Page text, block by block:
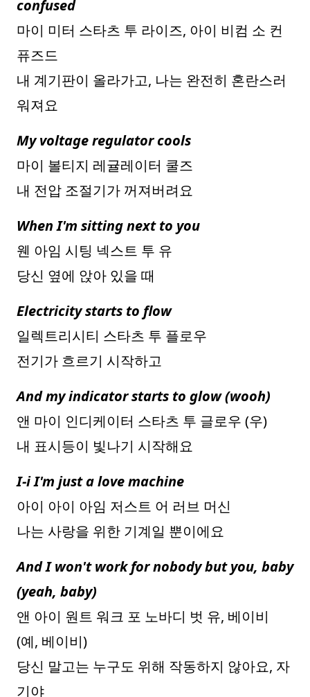
confused
마이 미터 스타츠 투 라이즈, 아이 비컴 소 컨
퓨즈드
내 계기판이 올라가고, 나는 완전히 혼란스러
워져요
My voltage regulator cools
마이 볼티지 레귤레이터 쿨즈
내 전압 조절기가 꺼져버려요
When I'm sitting next to you
웬 아임 시팅 넥스트 투 유
당신 옆에 앉아 있을 때
Electricity starts to flow
일렉트리시티 스타츠 투 플로우
전기가 흐르기 시작하고
And my indicator starts to glow (wooh)
앤 마이 인디케이터 스타츠 투 글로우 (우)
내 표시등이 빛나기 시작해요
I-i I'm just a love machine
아이 아이 아임 저스트 어 러브 머신
나는 사랑을 위한 기계일 뿐이에요
And I won't work for nobody but you, baby
(yeah, baby)
앤 아이 원트 워크 포 노바디 벗 유, 베이비
(예, 베이비)
당신 말고는 누구도 위해 작동하지 않아요, 자
기야